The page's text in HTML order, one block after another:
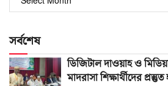
সংখ্যা
সর্বশেষ
ডিজিটাল দাওয়াহ ও
মাদরাসা শিক্ষার্থীদের